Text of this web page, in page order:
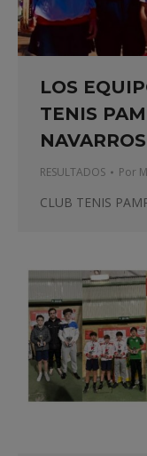
LOS
TENIS
RESULTADOS Por
CLUB TENIS